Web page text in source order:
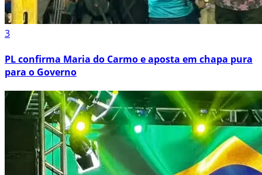
3
PL confirma Maria do Carmo e aposta em chapa pura
para o Governo